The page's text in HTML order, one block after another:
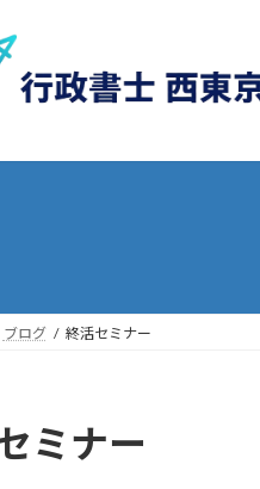
ブログ 終活セミナー
ミナー